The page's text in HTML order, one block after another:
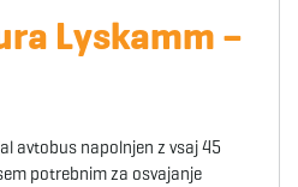
Lyskamm –
avtobus napolnjen z vsaj 45
potrebnim za osvajanje